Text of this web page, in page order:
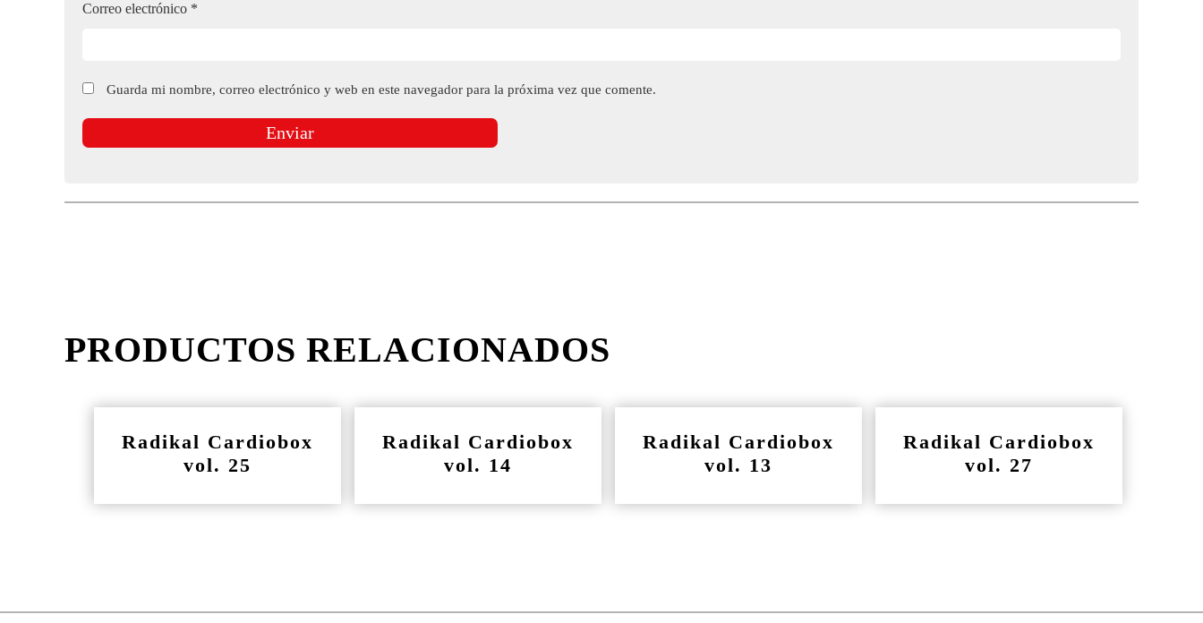
Correo electrónico *
Guarda mi nombre, correo electrónico y web en este navegador para la próxima vez que comente.
PRODUCTOS RELACIONADOS
Radikal Cardiobox
vol. 25
Radikal Cardiobox
vol. 14
Radikal Cardiobox
vol. 13
Radikal Cardiobox
vol. 27